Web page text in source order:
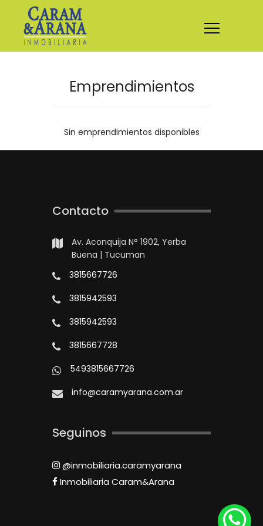
Emprendimientos
Sin emprendimientos disponibles
Contacto
Av. Aconquija N° 1902, Yerba
Buena | Tucuman
3815667726
3815942593
3815942593
3815667728
5493815667726
info@caramyarana.com.ar
Seguinos
@inmobiliaria.caramyarana
Inmobiliaria Caram&Arana